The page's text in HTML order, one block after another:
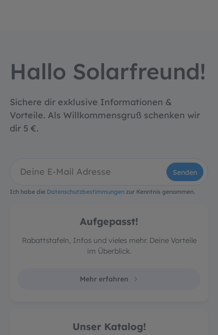
Hallo Solarfreund!
Sichere dir exklusive Informationen &
Vorteile. Als Willkommensgruß schenken wir
dir 5 €.
Senden
Ich habe die Datenschutzbestimmungen zur Kenntnis genommen.
Aufgepasst!
Rabattstafeln, Infos und vieles mehr. Deine Vorteile
im Überblick.
Mehr erfahren
Unser Katalog!